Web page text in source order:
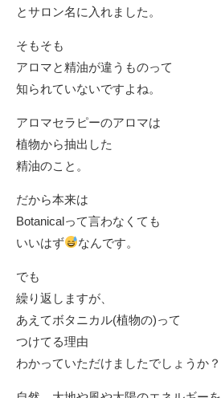
とサロン名に入れました。
そもそも
アロマと精油が違うものって
知られていないですよね。
アロマセラピーのアロマは
植物から抽出した
精油のこと。
だから本来は
Botanicalって言わなくても
いいはず
なんです。
でも
繰り返しますが、
あえてボタニカル(植物の)って
つけてる理由
わかっていただけましたでしょうか？